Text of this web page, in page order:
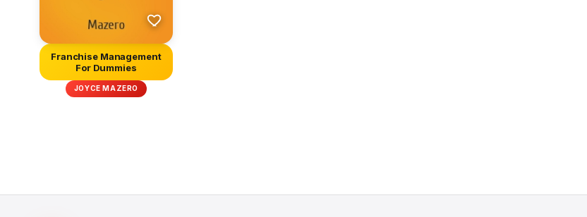
Franchise Management
For Dummies
JOYCE MAZERO